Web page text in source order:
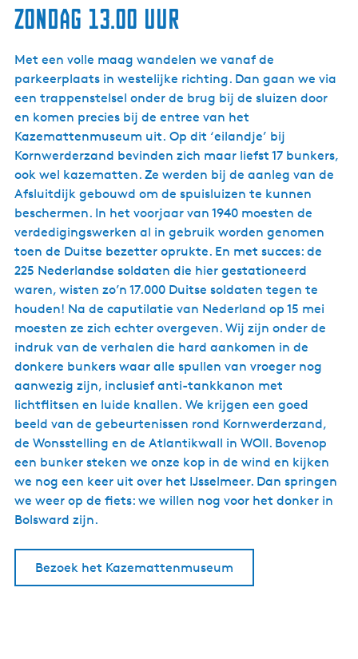
Zondag 13.00 uur
Met een volle maag wandelen we vanaf de
parkeerplaats in westelijke richting. Dan gaan we via
een trappenstelsel onder de brug bij de sluizen door
en komen precies bij de entree van het
Kazemattenmuseum uit. Op dit ‘eilandje’ bij
Kornwerderzand bevinden zich maar liefst 17 bunkers,
ook wel kazematten. Ze werden bij de aanleg van de
Afsluitdijk gebouwd om de spuisluizen te kunnen
beschermen. In het voorjaar van 1940 moesten de
verdedigingswerken al in gebruik worden genomen
toen de Duitse bezetter oprukte. En met succes: de
225 Nederlandse soldaten die hier gestationeerd
waren, wisten zo’n 17.000 Duitse soldaten tegen te
houden! Na de caputilatie van Nederland op 15 mei
moesten ze zich echter overgeven. Wij zijn onder de
indruk van de verhalen die hard aankomen in de
donkere bunkers waar alle spullen van vroeger nog
aanwezig zijn, inclusief anti-tankkanon met
lichtflitsen en luide knallen. We krijgen een goed
beeld van de gebeurtenissen rond Kornwerderzand,
de Wonsstelling en de Atlantikwall in WOII. Bovenop
een bunker steken we onze kop in de wind en kijken
we nog een keer uit over het IJsselmeer. Dan springen
we weer op de fiets: we willen nog voor het donker in
Bolsward zijn.
Bezoek het Kazemattenmuseum